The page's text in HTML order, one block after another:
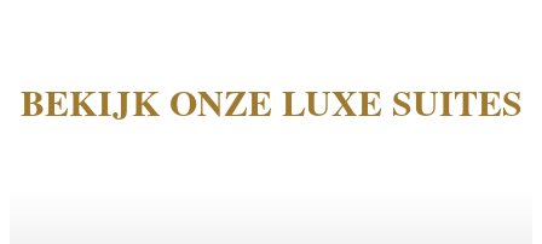
BEKIJK ONZE LUXE SUITES